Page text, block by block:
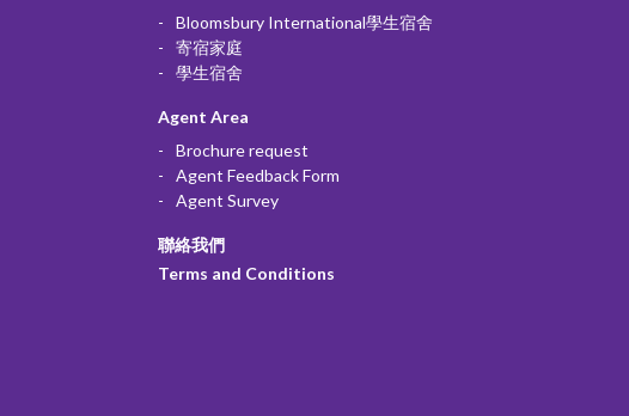
Bloomsbury International學生宿舍
寄宿家庭
學生宿舍
Agent Area
Brochure request
Agent Feedback Form
Agent Survey
聯絡我們
Terms and Conditions